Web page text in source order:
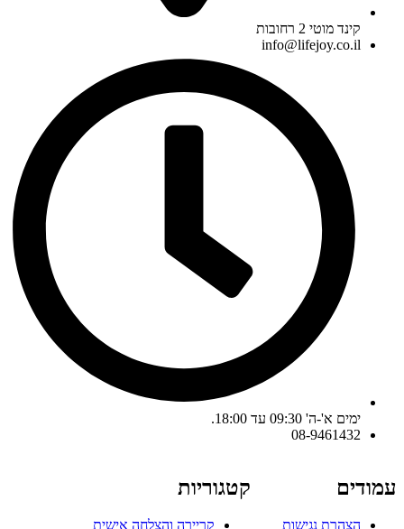
קינד מוטי 2 רחובות
info@lifejoy.co.il
ימים א'-ה' 09:30 עד 18:00.
08-9461432
עמודים
הצהרת נגישות
קטגוריות
קריירה והצלחה אישית